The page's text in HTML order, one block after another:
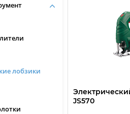
лобзики
JS570